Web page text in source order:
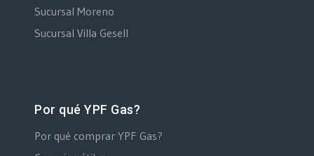
Sucursal Moreno
Sucursal Villa Gesell
Por qué YPF Gas?
Por qué comprar YPF Gas?